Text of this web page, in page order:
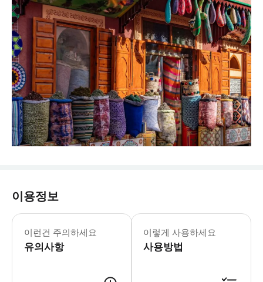
이용정보
이런건 주의하세요
유의사항
이렇게 사용하세요
사용방법